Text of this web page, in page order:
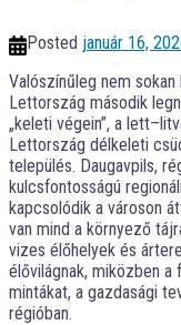
Posted január 16,
Valószínűleg nem
Lettország második
„keleti végein”, a
Lettország délkeleti
település. Daugavpils,
kulcsfontosságú
kapcsolódik a városon
van mind a környező
vizes élőhelyek és
élővilágnak, miközben
mintákat, a gazdasági
régióban.